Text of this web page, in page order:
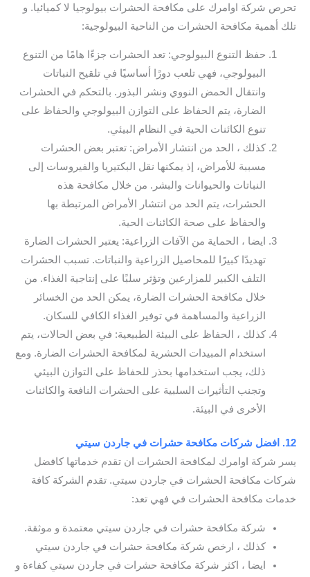
تحرص شركة اوامرك على مكافحة الحشرات بيولوجيا لا كميائيا. و
تلك أهمية مكافحة الحشرات من الناحية البيولوجية:
حفظ التنوع البيولوجي: تعد الحشرات جزءًا هامًا من التنوع
البيولوجي، فهي تلعب دورًا أساسيًا في تلقيح النباتات
وانتقال الحمض النووي ونشر البذور. بالتحكم في الحشرات
الضارة، يتم الحفاظ على التوازن البيولوجي والحفاظ على
تنوع الكائنات الحية في النظام البيئي.
كذلك ، الحد من انتشار الأمراض: تعتبر بعض الحشرات
مسببة للأمراض، إذ يمكنها نقل البكتيريا والفيروسات إلى
النباتات والحيوانات والبشر. من خلال مكافحة هذه
الحشرات، يتم الحد من انتشار الأمراض المرتبطة بها
والحفاظ على صحة الكائنات الحية.
ايضا ، الحماية من الآفات الزراعية: يعتبر الحشرات الضارة
تهديدًا كبيرًا للمحاصيل الزراعية والنباتات. تسبب الحشرات
التلف الكبير للمزارعين وتؤثر سلبًا على إنتاجية الغذاء. من
خلال مكافحة الحشرات الضارة، يمكن الحد من الخسائر
الزراعية والمساهمة في توفير الغذاء الكافي للسكان.
كذلك ، الحفاظ على البيئة الطبيعية: في بعض الحالات، يتم
استخدام المبيدات الحشرية لمكافحة الحشرات الضارة. ومع
ذلك، يجب استخدامها بحذر للحفاظ على التوازن البيئي
وتجنب التأثيرات السلبية على الحشرات النافعة والكائنات
الأخرى في البيئة.
12. افضل شركات مكافحة حشرات في جاردن سيتي
يسر شركة اوامرك لمكافحة الحشرات ان تقدم خدماتها كافضل
شركات مكافحة الحشرات في جاردن سيتي. تقدم الشركة كافة
خدمات مكافحة الحشرات في فهي تعد:
شركة مكافحة حشرات في جاردن سيتي معتمدة و موثقة.
كذلك ، ارخص شركة مكافحة حشرات في جاردن سيتي
ايضا ، اكثر شركة مكافحة حشرات في جاردن سيتي كفاءة و